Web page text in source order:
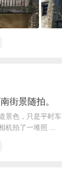
街景随拍。
景色，只是平时
机拍了一堆照 ...